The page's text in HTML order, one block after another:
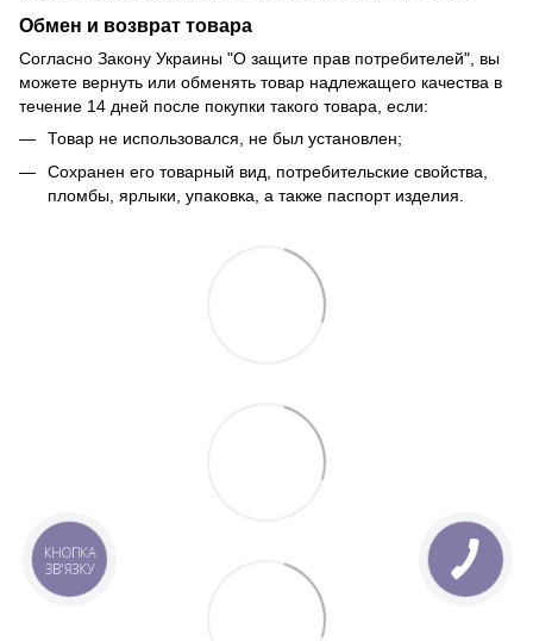
Обмен и возврат товара
Согласно Закону Украины "О защите прав потребителей", вы
можете вернуть или обменять товар надлежащего качества в
течение 14 дней после покупки такого товара, если:
Товар не использовался, не был установлен;
Сохранен его товарный вид, потребительские свойства,
пломбы, ярлыки, упаковка, а также паспорт изделия.
КНОПКА
ЗВ'ЯЗКУ